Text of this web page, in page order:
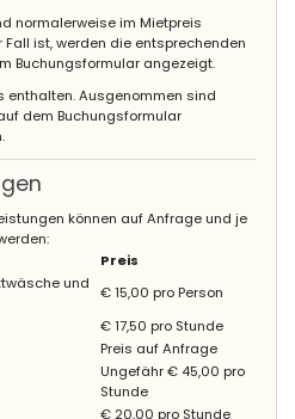
normalerweise im Mietpreis
ist, werden die entsprechenden
Buchungsformular angezeigt.
enthalten. Ausgenommen sind
dem Buchungsformular
können auf Anfrage und je
Preis
und
€ 15,00 pro Person
€ 17,50 pro Stunde
Preis auf Anfrage
Ungefähr € 45,00 pro
Stunde
€ 20,00 pro Stunde